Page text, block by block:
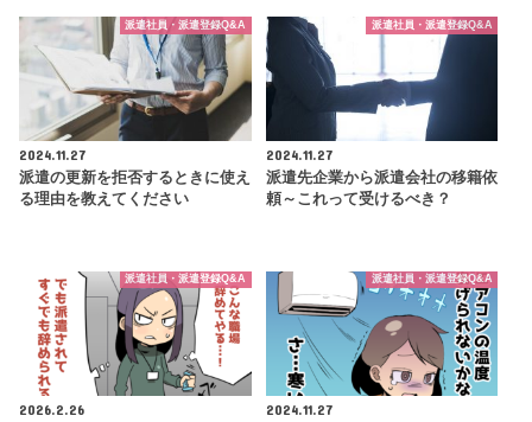
派遣社員・派遣登録Q&A
2024.11.27
派遣の更新を拒否するときに使え
る理由を教えてください
派遣社員・派遣登録Q&A
2024.11.27
派遣先企業から派遣会社の移籍依
頼～これって受けるべき？
派遣社員・派遣登録Q&A
2026.2.26
派遣社員・派遣登録Q&A
2024.11.27